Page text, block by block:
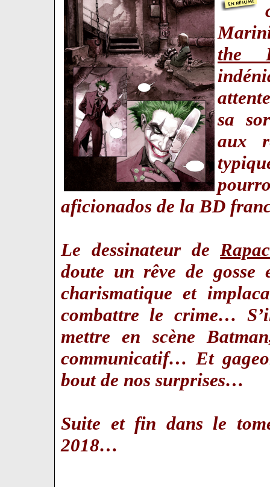
the
sa
aux
aficionados de la BD
Le dessinateur de
doute un rêve de gosse
charismatique et
combattre le crime…
mettre en scène
communicatif… Et
bout de nos surprises…
Suite et fin dans le
2018…